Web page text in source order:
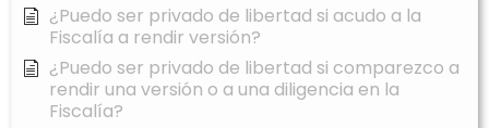
¿Puedo ser privado de libertad si acudo a la
Fiscalía a rendir versión?
¿Puedo ser privado de libertad si comparezco a
rendir una versión o a una diligencia en la
Fiscalía?